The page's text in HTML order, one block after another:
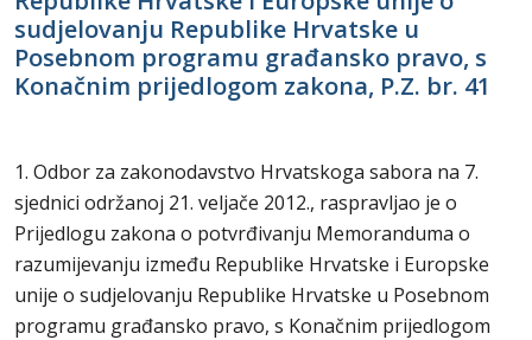
sudjelovanju Republike Hrvatske u
Posebnom programu građansko pravo, s
Konačnim prijedlogom zakona, P.Z. br. 41
1. Odbor za zakonodavstvo Hrvatskoga sabora na 7.
sjednici održanoj 21. veljače 2012., raspravljao je o
Prijedlogu zakona o potvrđivanju Memoranduma o
razumijevanju između Republike Hrvatske i Europske
unije o sudjelovanju Republike Hrvatske u Posebnom
programu građansko pravo, s Konačnim prijedlogom